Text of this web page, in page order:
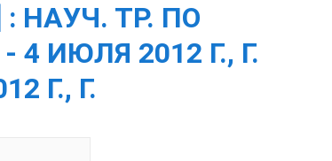
НАУЧ. ТР. ПО
ИЮЛЯ 2012 Г., Г.
Г., Г.